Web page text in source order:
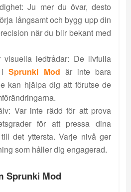
Ju mer du övar, desto
långsamt och bygg upp din
när du blir bekant med
visuella ledtrådar: De livfulla
iSprunki Mod är inte bara
kan hjälpa dig att förutse de
Var inte rädd för att prova
för att pressa dina
till det yttersta. Varje nivå ger
som håller dig engagerad.
Sprunki Mod